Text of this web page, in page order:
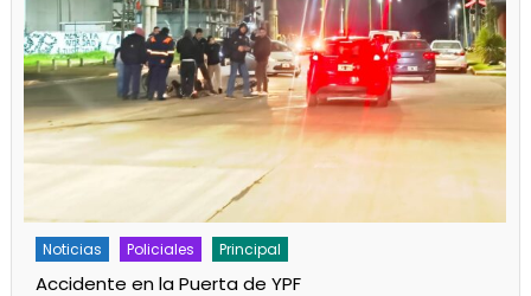
Policiales Principal
Un partido de fútbol en Progreso terminó con